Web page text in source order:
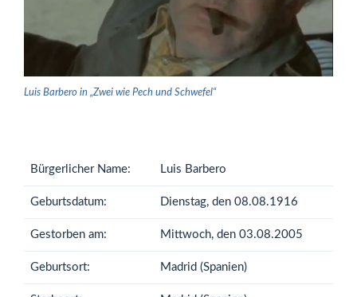
Luis Barbero in „Zwei wie Pech und Schwefel“
Bürgerlicher Name: Luis Barbero
Geburtsdatum: Dienstag, den 08.08.1916
Gestorben am: Mittwoch, den 03.08.2005
Geburtsort: Madrid (Spanien)